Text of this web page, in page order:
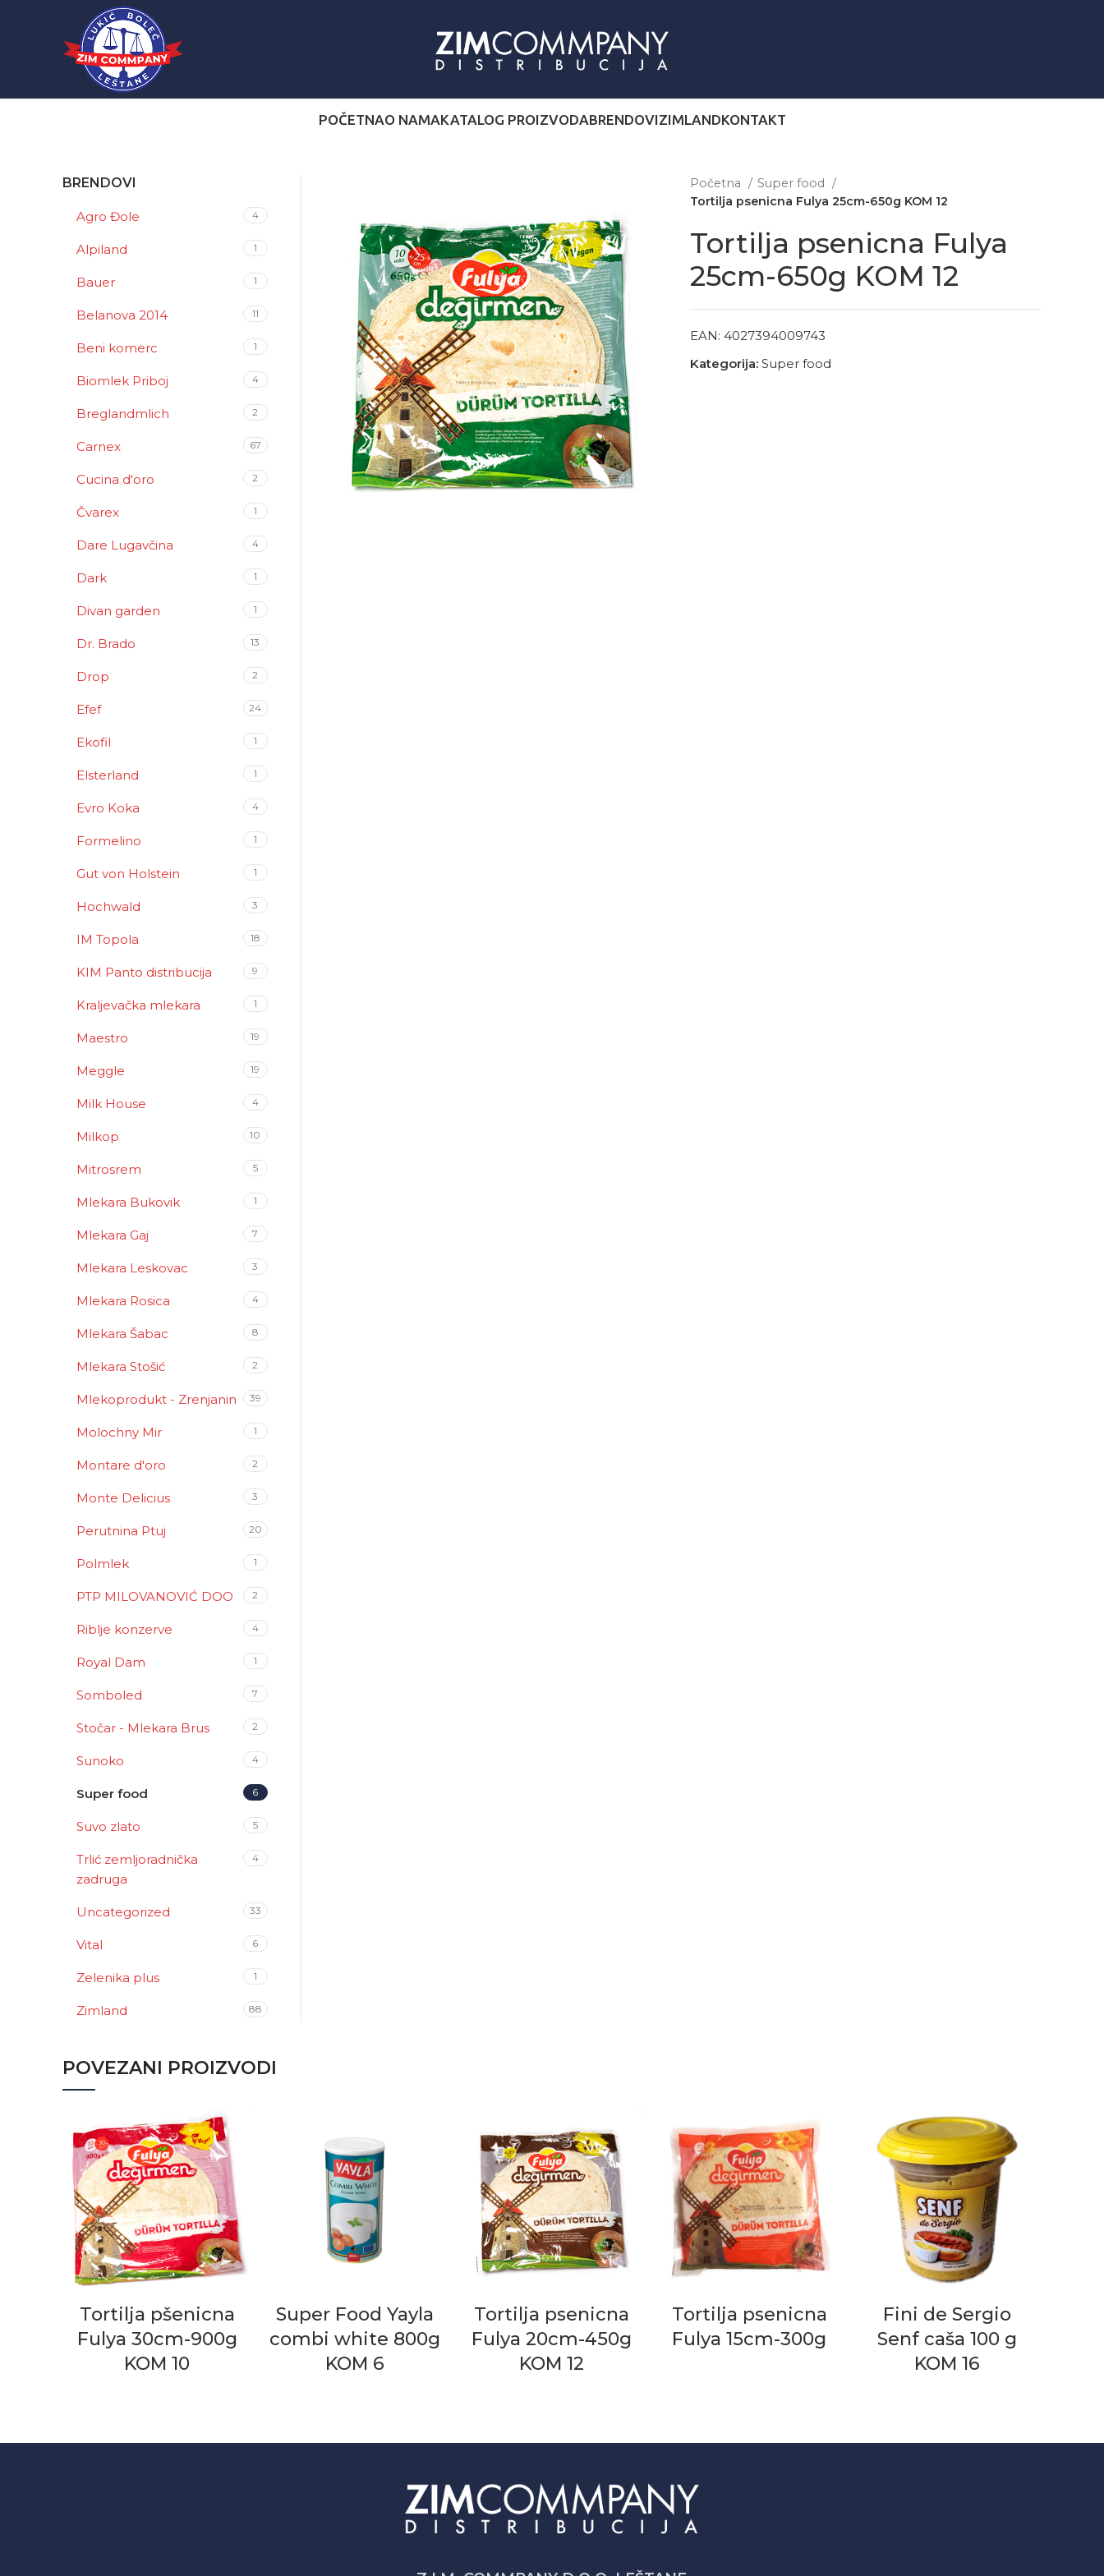
POČETNAO NAMAKATALOG PROIZVODABRENDOVIZIMLANDKONTAKT
Početna
Super food
Tortilja psenicna Fulya 25cm-650g KOM 12
Tortilja psenicna Fulya
25cm-650g KOM 12
EAN: 4027394009743
Kategorija: Super food
BRENDOVI
Agro Đole 4
Alpiland 1
Bauer 1
Belanova 2014 11
Beni komerc 1
Biomlek Priboj 4
Breglandmlich 2
Carnex 67
Cucina d'oro 2
Čvarex 1
Dare Lugavčina 4
Dark 1
Divan garden 1
Dr. Brado 13
Drop 2
Efef 24
Ekofil 1
Elsterland 1
Evro Koka 4
Formelino 1
Gut von Holstein 1
Hochwald 3
IM Topola 18
KIM Panto distribucija 9
Kraljevačka mlekara 1
Maestro 19
Meggle 19
Milk House 4
Milkop 10
Mitrosrem 5
Mlekara Bukovik 1
Mlekara Gaj 7
Mlekara Leskovac 3
Mlekara Rosica 4
Mlekara Šabac 8
Mlekara Stošić 2
Mlekoprodukt - Zrenjanin 39
Molochny Mir 1
Montare d'oro 2
Monte Delicius 3
Perutnina Ptuj 20
Polmlek 1
PTP MILOVANOVIĆ DOO 2
Riblje konzerve 4
Royal Dam 1
Somboled 7
Stočar - Mlekara Brus 2
Sunoko 4
Super food 6
Suvo zlato 5
Trlić zemljoradnička
zadruga
4
Uncategorized 33
Vital 6
Zelenika plus 1
Zimland 88
POVEZANI PROIZVODI
Tortilja pšenicna
Fulya 30cm-900g
KOM 10
Super Food Yayla
combi white 800g
KOM 6
Tortilja psenicna
Fulya 20cm-450g
KOM 12
Tortilja psenicna
Fulya 15cm-300g
Fini de Sergio
Senf caša 100 g
KOM 16